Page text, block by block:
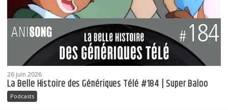
26 juin 2026
La Belle Histoire des Génériques Télé #184 | Super Baloo
Podcasts